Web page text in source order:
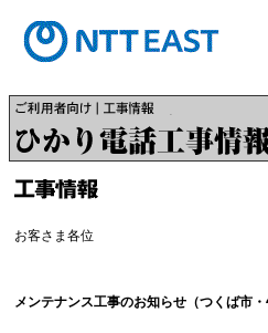
お客さま各位
メンテナンス工事のお知らせ（つくば市